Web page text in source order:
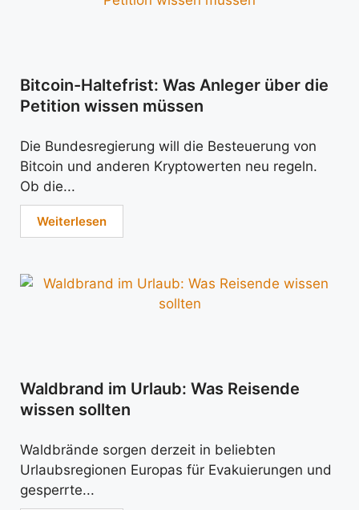
Bitcoin-Haltefrist: Was Anleger über die
Petition wissen müssen
Die Bundesregierung will die Besteuerung von
Bitcoin und anderen Kryptowerten neu regeln.
Ob die...
Weiterlesen
Waldbrand im Urlaub: Was Reisende
wissen sollten
Waldbrände sorgen derzeit in beliebten
Urlaubsregionen Europas für Evakuierungen und
gesperrte...